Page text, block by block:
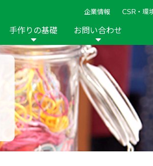
企業情報 CSR・環
ーク・キルト
新
人
名や商品情報など
ーワードで検索ができます。
ク・キルト 手芸用品 編み針
まえつけグッズ ペーパークラフト
手作りの基礎 お問い合わせ